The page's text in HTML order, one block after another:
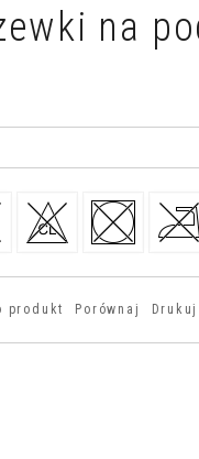
na
produkt Porównaj Drukuj